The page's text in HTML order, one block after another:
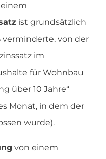
ist grundsätzlich
verminderte, von der
im
für Wohnbau
über 10 Jahre“
Monat, in dem der
wurde).
von einem